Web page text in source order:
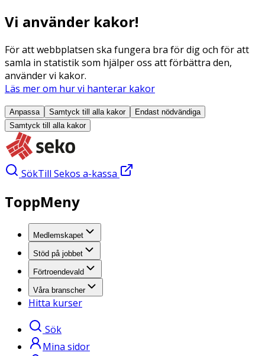
Vi använder kakor!
För att webbplatsen ska fungera bra för dig och för att
samla in statistik som hjälper oss att förbättra den,
använder vi kakor.
Läs mer om hur vi hanterar kakor
Anpassa Samtyck till alla kakor
Endast nödvändiga
Samtyck till alla kakor
SökTill Sekos a-kassa
ToppMeny
Medlemskapet
Stöd på jobbet
Förtroendevald
Våra branscher
Hitta kurser
Sök
Mina sidor